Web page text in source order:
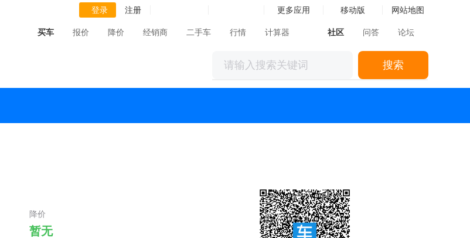
登录 注册 更多应用 移动版 网站地图
买车 报价 降价 经销商 二手车 行情 计算器 社区 问答 论坛
搜索
降价
暂无